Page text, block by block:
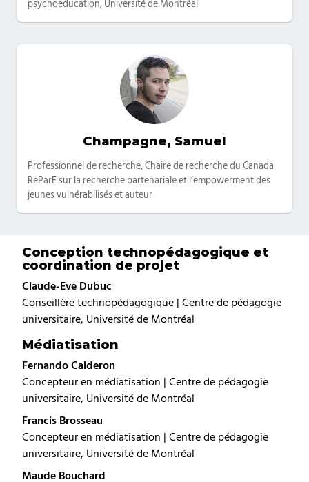
psychoéducation, Université de Montréal
Champagne, Samuel
Catégories
Professionnel de recherche, Chaire de recherche du Canada
ReParE sur la recherche partenariale et l’empowerment des
jeunes vulnérabilisés et auteur
Conception technopédagogique et
coordination de projet
Claude-Eve Dubuc
Conseillère technopédagogique | Centre de pédagogie
universitaire, Université de Montréal
Médiatisation
Fernando Calderon
Concepteur en médiatisation | Centre de pédagogie
universitaire, Université de Montréal
Francis Brosseau
Concepteur en médiatisation | Centre de pédagogie
universitaire, Université de Montréal
Maude Bouchard